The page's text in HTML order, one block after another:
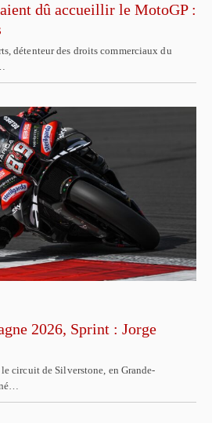
dû accueillir le MotoGP :
détenteur des droits commerciaux du
2026, Sprint : Jorge
circuit de Silverstone, en Grande-